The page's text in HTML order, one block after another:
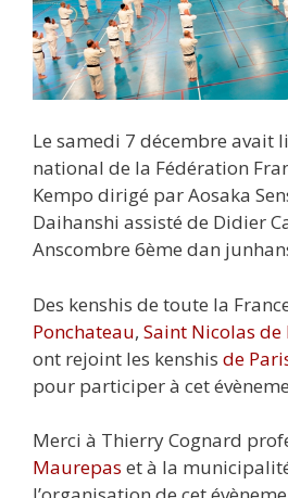
Le samedi 7 décembre avait
national de la Fédération
Kempo dirigé par Aosaka
Daihanshi assisté de Didier
Anscombre 6ème dan
Des kenshis de toute la
Ponchateau, Saint Nicolas de
ont rejoint les kenshis de
pour participer à cet
Merci à Thierry Cognard
Maurepas et à la